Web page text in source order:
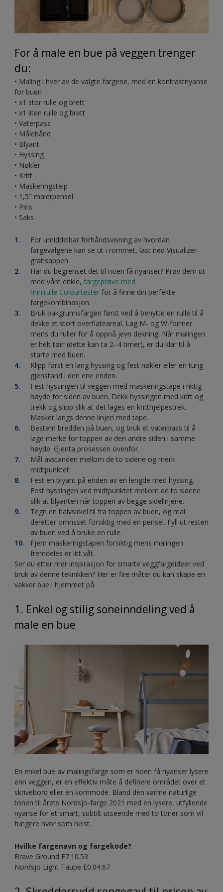
For å male en bue på veggen trenger
du:
• Maling i hver av de valgte fargene, med en kontrastnyanse
for buen
• x1 stor rulle og brett
• x1 liten rulle og brett
• Vaterpass
• Målebånd
• Blyant
• Hyssing
• Nøkler
• Kritt
• Maskeringsteip
• 1,5" malerpensel
• Pins
• Saks
For umiddelbar forhåndsvisning av hvordan
fargevalgene kan se ut i rommet, last ned Visualizer-
gratisappen
Har du begrenset det til noen få nyanser? Prøv dem ut
med våre enkle, fargeprøve med
minirulle Colourtester for å finne din perfekte
fargekombinasjon.
Bruk bakgrunnsfargen først ved å benytte en rulle til å
dekke et stort overflateareal. Lag M- og W-former
mens du ruller for å oppnå jevn dekning. Når malingen
er helt tørr (dette kan ta 2–4 timer), er du klar til å
starte med buen.
Klipp først en lang hyssing og fest nøkler eller en tung
gjenstand i den ene enden.
Fest hyssingen til veggen med maskeringstape i riktig
høyde for siden av buen. Dekk hyssingen med kritt og
trekk og slipp slik at det lages en kritthjelpestrek.
Masker langs denne linjen med tape.
Bestem bredden på buen, og bruk et vaterpass til å
lage merke for toppen av den andre siden i samme
høyde. Gjenta prosessen ovenfor.
Mål avstanden mellom de to sidene og merk
midtpunktet.
Fest en blyant på enden av en lengde med hyssing.
Fest hyssingen ved midtpunktet mellom de to sidene
slik at blyanten når toppen av begge sidelinjene.
Tegn en halvsirkel til fra toppen av buen, og mal
deretter omrisset forsiktig med en pensel. Fyll ut resten
av buen ved å bruke en rulle.
Fjern maskeringstapen forsiktig mens malingen
fremdeles er litt våt.
Ser du etter mer inspirasjon for smarte veggfargeideer ved
bruk av denne teknikken? Her er fire måter du kan skape en
vakker bue i hjemmet på:
1. Enkel og stilig soneinndeling ved å
male en bue
En enkel bue av malingsfarge som er noen få nyanser lysere
enn veggen, er en effektiv måte å definere området over et
skrivebord eller en kommode. Bland den varme naturlige
tonen til årets Nordsjo-farge 2021 med en lysere, utfyllende
nyanse for et smart, subtilt utseende med to toner som vil
fungere hvor som helst.
Hvilke fargenavn og fargekode?
Brave Ground E7.10.53
Nordsjö Light Taupe E0.04.67